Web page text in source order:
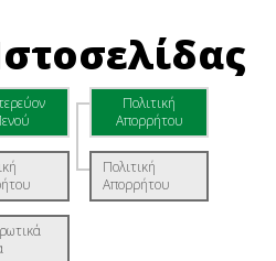
Πολιτική
Απορρήτου
Πολιτική
Απορρήτου